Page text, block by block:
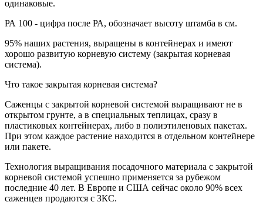
одинаковые.
РА 100 - цифра после РА, обозначает высоту штамба в см.
95% наших растения, выращены в контейнерах и имеют
хорошо развитую корневую систему (закрытая корневая
система).
Что такое закрытая корневая система?
Саженцы с закрытой корневой системой выращивают не в
открытом грунте, а в специальных теплицах, сразу в
пластиковых контейнерах, либо в полиэтиленовых пакетах.
При этом каждое растение находится в отдельном контейнере
или пакете.
Технология выращивания посадочного материала с закрытой
корневой системой успешно применяется за рубежом
последние 40 лет. В Европе и США сейчас около 90% всех
саженцев продаются с ЗКС.